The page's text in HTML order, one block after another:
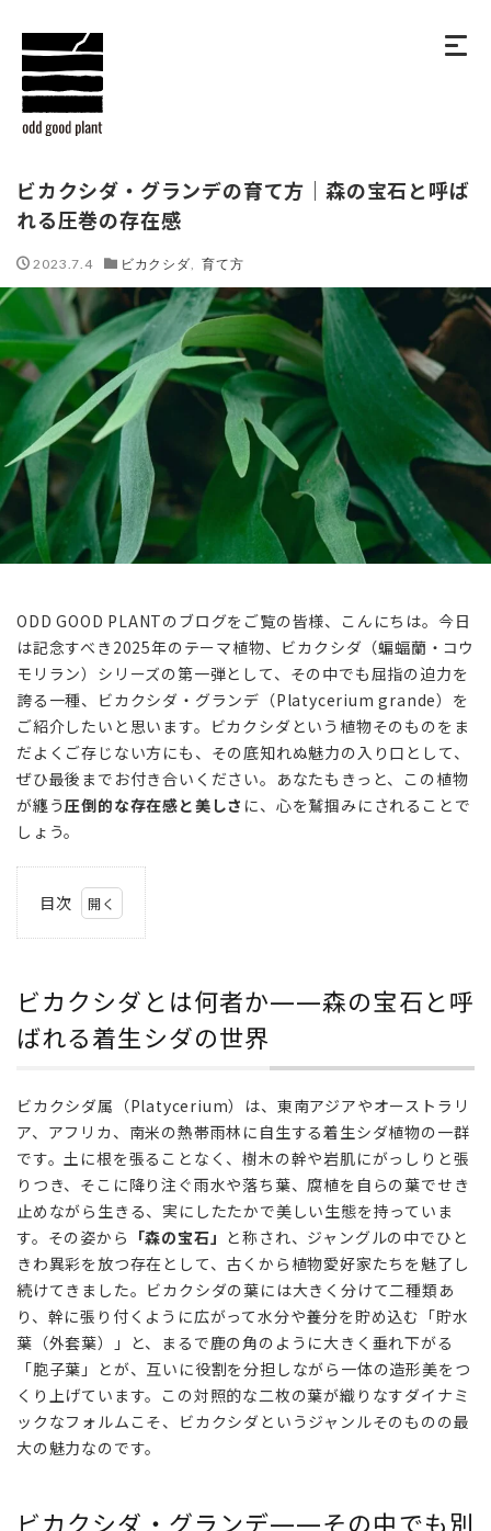
ビカクシダ・グランデの育て方｜森の宝石と呼ば
れる圧巻の存在感
2023.7.4 ビカクシダ ,育て方
ODD GOOD PLANTのブログをご覧の皆様、こんにちは。今日
は記念すべき2025年のテーマ植物、ビカクシダ（蝙蝠蘭・コウ
モリラン）シリーズの第一弾として、その中でも屈指の迫力を
誇る一種、ビカクシダ・グランデ（Platycerium grande）を
ご紹介したいと思います。ビカクシダという植物そのものをま
だよくご存じない方にも、その底知れぬ魅力の入り口として、
ぜひ最後までお付き合いください。あなたもきっと、この植物
が纏う圧倒的な存在感と美しさ に、心を鷲掴みにされることで
しょう。
目次
ク
シ
ダ
何
者
か
——
森
の
宝
と
呼
ば
れ
る
着
生
の
ビカクシダとは何者か——森の宝石と呼
ばれる着生シダの世界
ビカクシダ属（Platycerium）は、東南アジアやオーストラリ
ア、アフリカ、南米の熱帯雨林に自生する着生シダ植物の一群
です。土に根を張ることなく、樹木の幹や岩肌にがっしりと張
りつき、そこに降り注ぐ雨水や落ち葉、腐植を自らの葉でせき
止めながら生きる、実にしたたかで美しい生態を持っていま
す。その姿から 「森の宝石」 と称され、ジャングルの中でひと
きわ異彩を放つ存在として、古くから植物愛好家たちを魅了し
続けてきました。ビカクシダの葉には大きく分けて二種類あ
り、幹に張り付くように広がって水分や養分を貯め込む「貯水
葉（外套葉）」と、まるで鹿の角のように大きく垂れ下がる
「胞子葉」とが、互いに役割を分担しながら一体の造形美をつ
くり上げています。この対照的な二枚の葉が織りなすダイナミ
ックなフォルムこそ、ビカクシダというジャンルそのものの最
大の魅力なのです。
ビカクシダ・グランデ——その中でも別